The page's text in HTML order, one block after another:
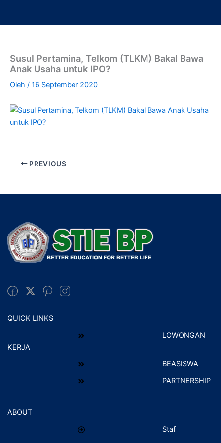
Susul Pertamina, Telkom (TLKM) Bakal Bawa
Anak Usaha untuk IPO?
Oleh / 16 September 2020
PREVIOUS
QUICK LINKS
LOWONGAN
KERJA
BEASISWA
PARTNERSHIP
ABOUT
Staf